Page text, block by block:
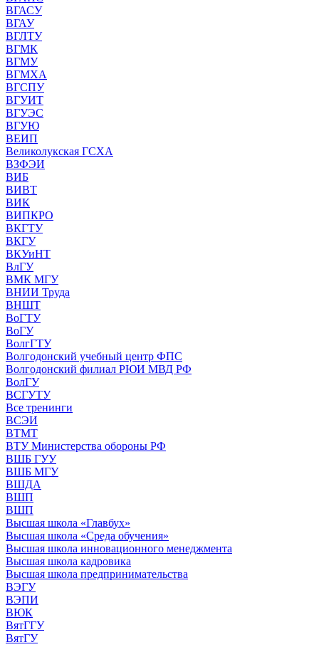
ВГАСУ
ВГАУ
ВГЛТУ
ВГМК
ВГМУ
ВГМХА
ВГСПУ
ВГУИТ
ВГУЭС
ВГУЮ
ВЕИП
Великолукская ГСХА
ВЗФЭИ
ВИБ
ВИВТ
ВИК
ВИПКРО
ВКГТУ
ВКГУ
ВКУиНТ
ВлГУ
ВМК МГУ
ВНИИ Труда
ВНШТ
ВоГТУ
ВоГУ
ВолгГТУ
Волгодонский учебный центр ФПС
Волгодонский филиал РЮИ МВД РФ
ВолГУ
ВСГУТУ
Все тренинги
ВСЭИ
ВТМТ
ВТУ Министерства обороны РФ
ВШБ ГУУ
ВШБ МГУ
ВШДА
ВШП
ВШП
Высшая школа «Главбух»
Высшая школа «Среда обучения»
Высшая школа инновационного менеджмента
Высшая школа кадровика
Высшая школа предпринимательства
ВЭГУ
ВЭПИ
ВЮК
ВятГГУ
ВятГУ